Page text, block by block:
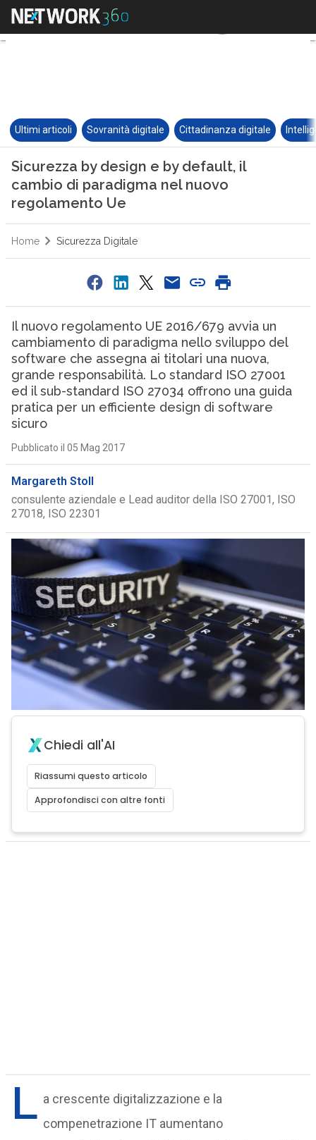
Ultimi articoli Sovranità digitale Cittadinanza digitale
Sicurezza by design e by default, il
cambio di paradigma nel nuovo
regolamento Ue
Home Sicurezza Digitale
Il nuovo regolamento UE 2016/679 avvia un
cambiamento di paradigma nello sviluppo del
software che assegna ai titolari una nuova,
grande responsabilità. Lo standard ISO 27001
ed il sub-standard ISO 27034 offrono una guida
pratica per un efficiente design di software
sicuro
Pubblicato il 05 Mag 2017
Margareth Stoll
consulente aziendale e Lead auditor della ISO 27001, ISO
27018, ISO 22301
Chiedi all'AI
Riassumi questo articolo
Approfondisci con altre fonti
L a crescente digitalizzazione e la
compenetrazione IT aumentano